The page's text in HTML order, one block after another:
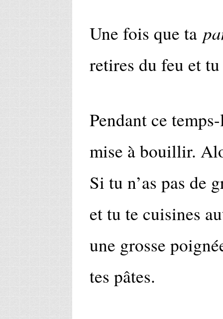
Une fois que ta
retires du feu et
Pendant ce
mise à bouillir.
Si tu n’as pas de
et tu te cuisines
une grosse
tes pâtes.